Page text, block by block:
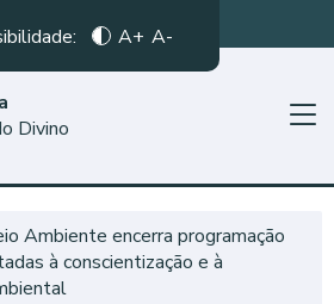
A+ A-
Divino
Ambiente encerra programação
à conscientização e à